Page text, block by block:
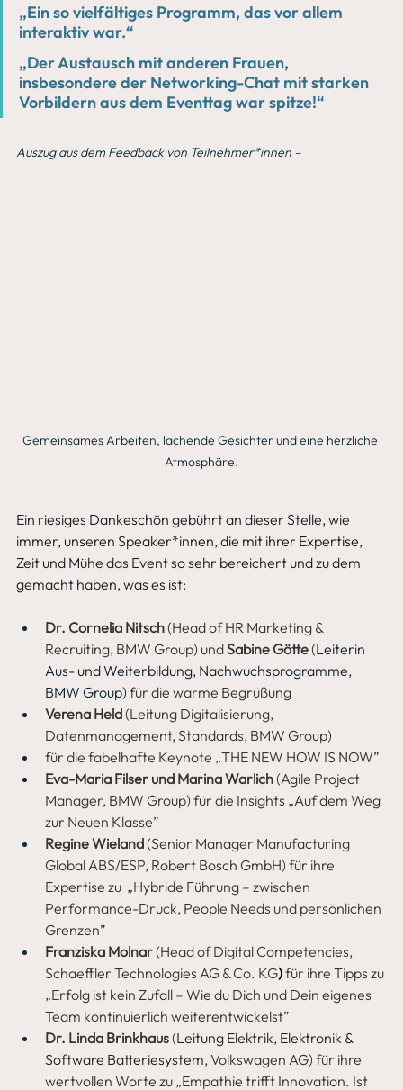
„Ein so vielfältiges Programm, das vor allem
interaktiv war.“
„Der Austausch mit anderen Frauen,
insbesondere der Networking-Chat mit starken
Vorbildern aus dem Eventtag war spitze!“
–
Auszug aus dem Feedback von Teilnehmer*innen –
Gemeinsames Arbeiten, lachende Gesichter und eine herzliche
Atmosphäre.
Ein riesiges Dankeschön gebührt an dieser Stelle, wie
immer, unseren Speaker*innen, die mit ihrer Expertise,
Zeit und Mühe das Event so sehr bereichert und zu dem
gemacht haben, was es ist:
Dr. Cornelia Nitsch (Head of HR Marketing &
Recruiting, BMW Group) und Sabine Götte (Leiterin
Aus- und Weiterbildung, Nachwuchsprogramme,
BMW Group) für die warme Begrüßung
Verena Held (Leitung Digitalisierung,
Datenmanagement, Standards, BMW Group)
für die fabelhafte Keynote „THE NEW HOW IS NOW”
Eva-Maria Filser und Marina Warlich (Agile Project
Manager, BMW Group) für die Insights „Auf dem Weg
zur Neuen Klasse”
Regine Wieland (Senior Manager Manufacturing
Global ABS/ESP, Robert Bosch GmbH) für ihre
Expertise zu  „Hybride Führung – zwischen
Performance-Druck, People Needs und persönlichen
Grenzen”
Franziska Molnar (Head of Digital Competencies,
Schaeffler Technologies AG & Co. KG) für ihre Tipps zu
„Erfolg ist kein Zufall – Wie du Dich und Dein eigenes
Team kontinuierlich weiterentwickelst”
Dr. Linda Brinkhaus (Leitung Elektrik, Elektronik &
Software Batteriesystem, Volkswagen AG) für ihre
wertvollen Worte zu „Empathie trifft Innovation. Ist